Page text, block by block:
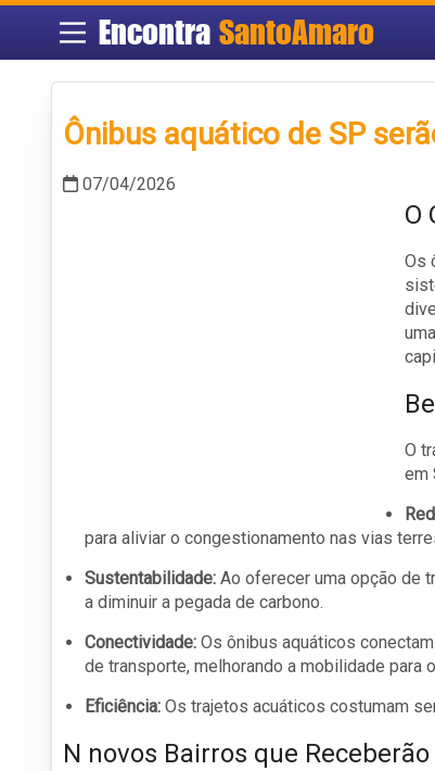
Encontra SantoAmaro
Ônibus aquático de SP
07/04/2026
O
Os
O
em
para aliviar o congestionamento nas vias
Sustentabilidade: Ao oferecer uma opção de
a diminuir a pegada de carbono.
Conectividade: Os ônibus aquáticos
de transporte, melhorando a mobilidade para
Eficiência: Os trajetos acuáticos costumam
N novos Bairros que